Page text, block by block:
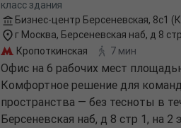
класс здания
Бизнес-центр Берсеневская, 8с1
г Москва, Берсеневская наб, д 8
Кропоткинская
7 мин
Офис на 6 рабочих мест
Комфортное решение для
пространства — без тесноты в
Берсеневская наб, д 8 стр 1, на